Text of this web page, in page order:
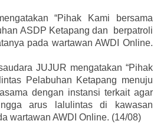
“Pihak Kami bersama
ASDP Ketapang dan berpatroli
pada wartawan AWDI Online.
JUJUR mengatakan “Pihak
Pelabuhan Ketapang menuju
dengan instansi terkait agar
arus lalulintas di kawasan
wartawan AWDI Online. (14/08)